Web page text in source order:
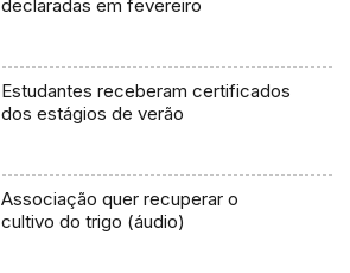
declaradas em fevereiro
Estudantes receberam certificados
dos estágios de verão
Associação quer recuperar o
cultivo do trigo (áudio)